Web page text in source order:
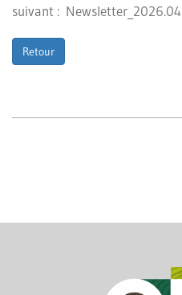
suivant : Newsletter_2026.04
Retour